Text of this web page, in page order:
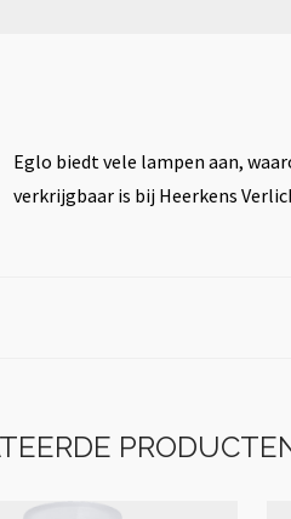
Eglo biedt vele lampen aan,
verkrijgbaar is bij Heerkens